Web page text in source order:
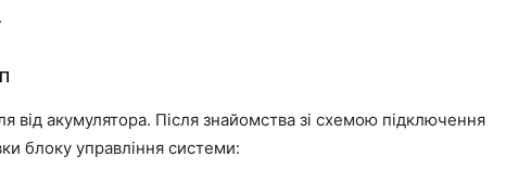
від акумулятора. Після знайомства зі схемою підключення
блоку управління системи: